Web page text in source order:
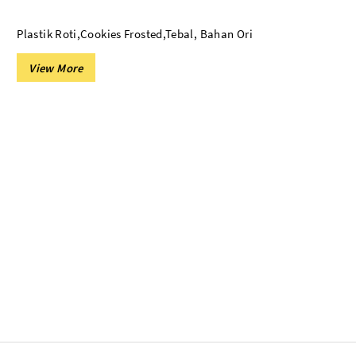
PLASTIK SHRINK
Plastik Segel Shrink Pvc
Plastik Roti,Cookies Frosted,Tebal, Bahan Ori